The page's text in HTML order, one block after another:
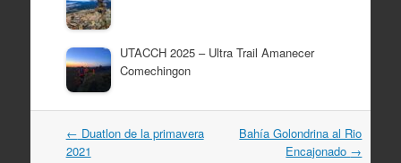
UTACCH 2025 – Ultra Trail Amanecer
Comechingon
Navegación
por
← Duatlon de la primavera
2021
Bahía Golondrina al Rio
Encajonado →